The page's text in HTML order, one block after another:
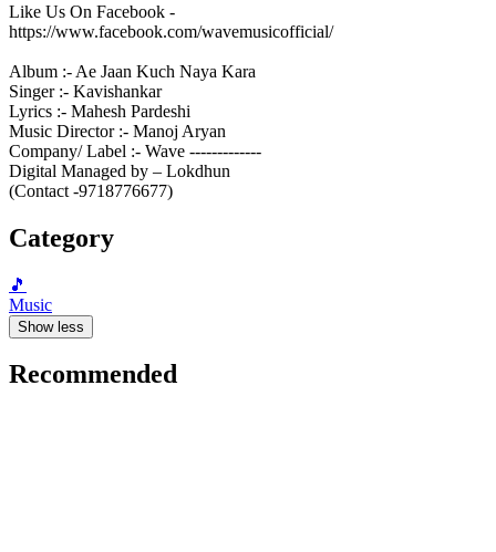
Like Us On Facebook -
https://www.facebook.com/wavemusicofficial/
Album :- Ae Jaan Kuch Naya Kara
Singer :- Kavishankar
Lyrics :- Mahesh Pardeshi
Music Director :- Manoj Aryan
Company/ Label :- Wave -------------
Digital Managed by – Lokdhun
(Contact -9718776677)
Category
🎵
Music
Show less
Recommended